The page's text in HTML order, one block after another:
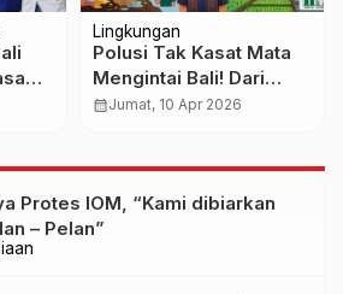
Lingkungan
Polusi Tak Kasat Mata
Mengintai Bali! Dari
Lindi hingga Asap
calendar_monthJumat, 10 Apr 2026
Protes IOM, “Kami dibiarkan
– Pelan”